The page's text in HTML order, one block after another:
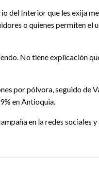
del Interior que les exija
o quienes permiten el
No tiene explicación
por pólvora, seguido de
en Antioquia.
en la redes sociales